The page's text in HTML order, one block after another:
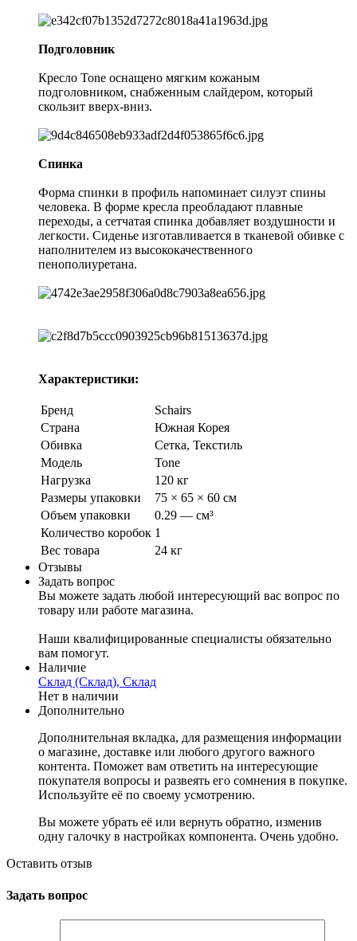
Подголовник
Кресло Tone оснащено мягким кожаным
подголовником, снабженным слайдером, который
скользит вверх-вниз.
Спинка
Форма спинки в профиль напоминает силуэт спины
человека. В форме кресла преобладают плавные
переходы, а сетчатая спинка добавляет воздушности и
легкости. Сиденье изготавливается в тканевой обивке с
наполнителем из высококачественного
пенополиуретана.
Характеристики:
Бренд
Schairs
Страна
Южная Корея
Обивка
Сетка, Текстиль
Модель
Tone
Нагрузка
120 кг
Размеры упаковки
75 × 65 × 60 см
Объем упаковки
0.29 — см³
Количество коробок 1
Вес товара
24 кг
Отзывы
Задать вопрос
Вы можете задать любой интересующий вас вопрос по
товару или работе магазина.
Наши квалифицированные специалисты обязательно
вам помогут.
Наличие
Склад (Склад), Склад
Нет в наличии
Дополнительно
Дополнительная вкладка, для размещения информации
о магазине, доставке или любого другого важного
контента. Поможет вам ответить на интересующие
покупателя вопросы и развеять его сомнения в покупке.
Используйте её по своему усмотрению.
Вы можете убрать её или вернуть обратно, изменив
одну галочку в настройках компонента. Очень удобно.
Оставить отзыв
Задать вопрос